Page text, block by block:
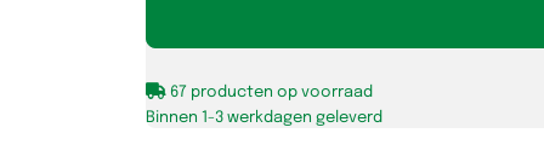
LED
7W-
830
67 producten op voorraad
Binnen 1-3 werkdagen geleverd